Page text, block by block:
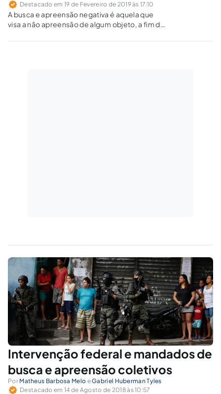
Destacado em 19 de Fevereiro de 2019 às 17:10
A busca e apreensão negativa é aquela que
visa a não apreensão de algum objeto, a fim de
descortinada na persecução penal pela
Intervenção federal e mandados de
busca e apreensão coletivos
Por Matheus Barbosa Melo eGabriel Huberman Tyles
Destacado em 14 de Agosto de 2018 às 10:57